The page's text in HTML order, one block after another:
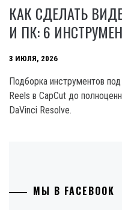
КАК СДЕЛАТЬ
И ПК: 6
3 ИЮЛЯ, 2026
Подборка инструментов
Reels в CapCut до
DaVinci Resolve.
МЫ В FACEBOOK